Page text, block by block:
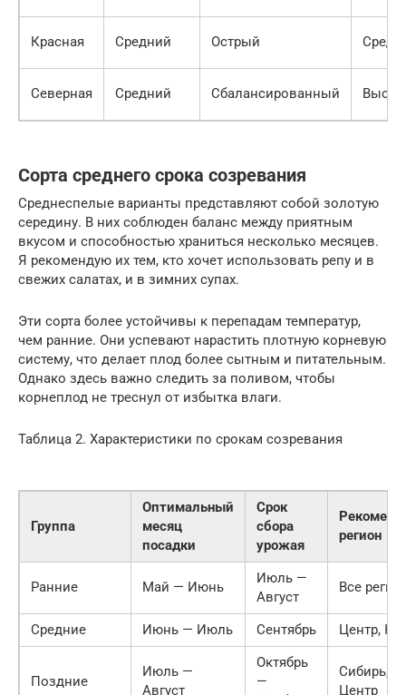
Красная Средний Острый
Северная Средний Сбалансированный
Сорта среднего срока созревания
Среднеспелые варианты представляют собой золотую
середину. В них соблюден баланс между приятным
вкусом и способностью храниться несколько месяцев.
Я рекомендую их тем, кто хочет использовать репу и в
свежих салатах, и в зимних супах.
Эти сорта более устойчивы к перепадам температур,
чем ранние. Они успевают нарастить плотную корневую
систему, что делает плод более сытным и питательным.
Однако здесь важно следить за поливом, чтобы
корнеплод не треснул от избытка влаги.
Таблица 2. Характеристики по срокам созревания
Группа
Оптимальный
месяц
посадки
Срок
сбора
урожая
регион
Ранние Май — Июнь
Июль —
Август
Все
Средние Июнь — Июль Сентябрь Центр, Юг
Поздние
Июль —
Август
Октябрь
—
Сибирь,
Центр